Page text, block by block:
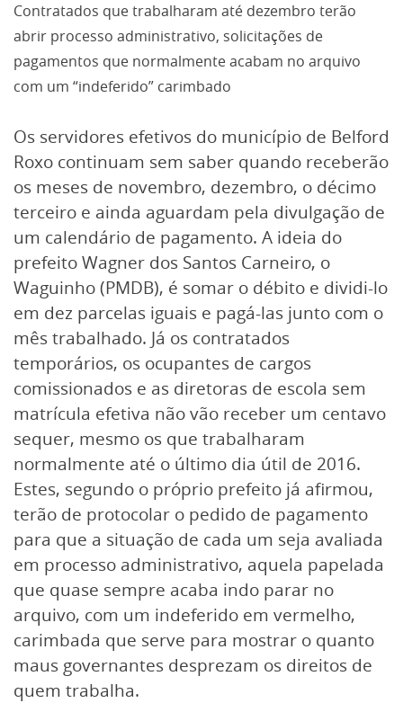
Contratados que trabalharam até dezembro terão
abrir processo administrativo, solicitações de
pagamentos que normalmente acabam no arquivo
com um “indeferido” carimbado
Os servidores efetivos do município de Belford
Roxo continuam sem saber quando receberão
os meses de novembro, dezembro, o décimo
terceiro e ainda aguardam pela divulgação de
um calendário de pagamento. A ideia do
prefeito Wagner dos Santos Carneiro, o
Waguinho (PMDB), é somar o débito e dividi-lo
em dez parcelas iguais e pagá-las junto com o
mês trabalhado. Já os contratados
temporários, os ocupantes de cargos
comissionados e as diretoras de escola sem
matrícula efetiva não vão receber um centavo
sequer, mesmo os que trabalharam
normalmente até o último dia útil de 2016.
Estes, segundo o próprio prefeito já afirmou,
terão de protocolar o pedido de pagamento
para que a situação de cada um seja avaliada
em processo administrativo, aquela papelada
que quase sempre acaba indo parar no
arquivo, com um indeferido em vermelho,
carimbada que serve para mostrar o quanto
maus governantes desprezam os direitos de
quem trabalha.